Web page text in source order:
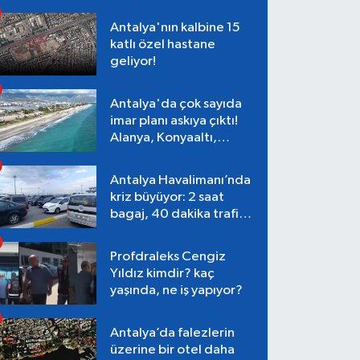
Antalya'nın kalbine 15
katlı özel hastane
geliyor!
Antalya'da çok sayıda
imar planı askıya çıktı!
Alanya, Konyaaltı,
Antalya Havalimanı’nda
kriz büyüyor: 2 saat
bagaj, 40 dakika trafik,
Profdraleks Cengiz
Yıldız kimdir? kaç
yaşında, ne iş yapıyor?
Antalya’da falezlerin
üzerine bir otel daha